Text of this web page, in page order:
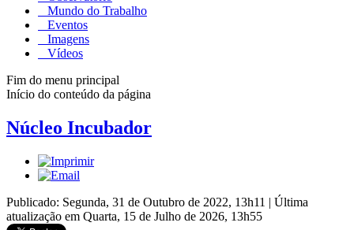
Mundo do Trabalho
Eventos
Imagens
Vídeos
Fim do menu principal
Início do conteúdo da página
Núcleo Incubador
Publicado: Segunda, 31 de Outubro de 2022, 13h11 | Última
atualização em Quarta, 15 de Julho de 2026, 13h55